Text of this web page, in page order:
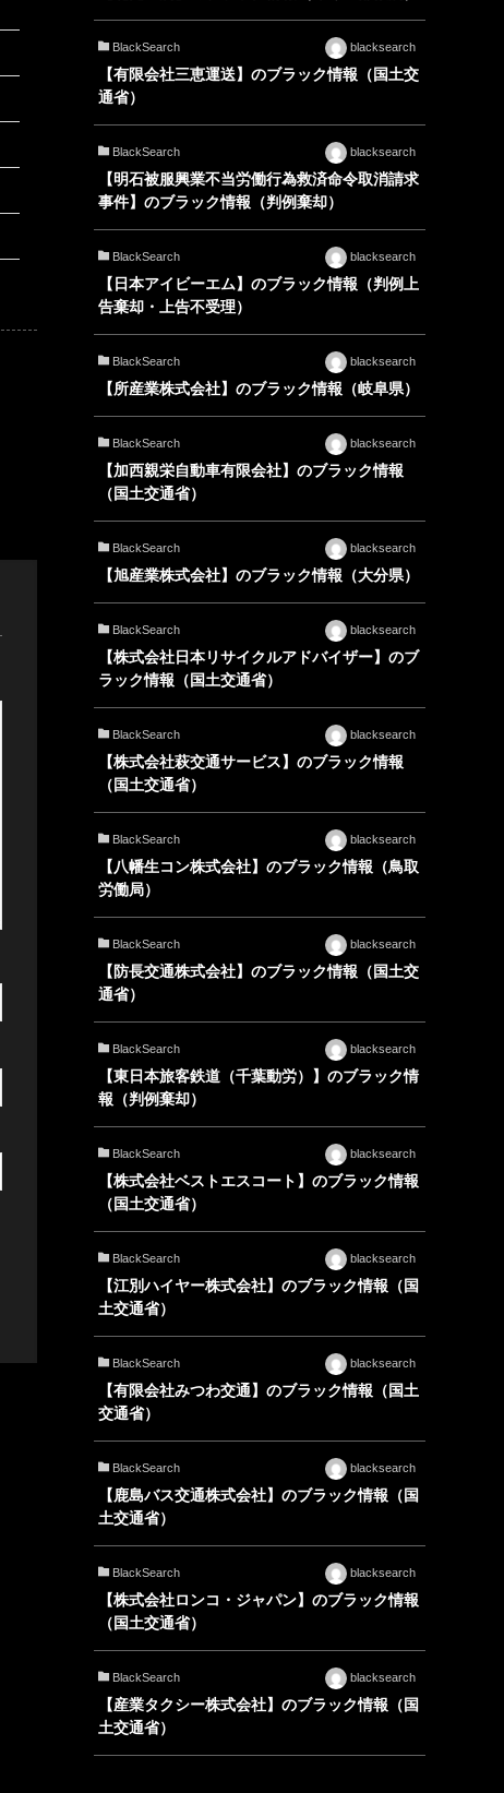
BlackSearch blacksearch
【有限会社三恵運送】のブラック情報（国土交
通省）
BlackSearch blacksearch
【明石被服興業不当労働行為救済命令取消請求
事件】のブラック情報（判例棄却）
BlackSearch blacksearch
【日本アイビーエム】のブラック情報（判例上
告棄却・上告不受理）
BlackSearch blacksearch
【所産業株式会社】のブラック情報（岐阜県）
BlackSearch blacksearch
【加西親栄自動車有限会社】のブラック情報
（国土交通省）
BlackSearch blacksearch
【旭産業株式会社】のブラック情報（大分県）
BlackSearch blacksearch
【株式会社日本リサイクルアドバイザー】のブ
ラック情報（国土交通省）
BlackSearch blacksearch
【株式会社萩交通サービス】のブラック情報
（国土交通省）
BlackSearch blacksearch
【八幡生コン株式会社】のブラック情報（鳥取
労働局）
BlackSearch blacksearch
【防長交通株式会社】のブラック情報（国土交
通省）
BlackSearch blacksearch
【東日本旅客鉄道（千葉動労）】のブラック情
報（判例棄却）
BlackSearch blacksearch
【株式会社ベストエスコート】のブラック情報
（国土交通省）
BlackSearch blacksearch
【江別ハイヤー株式会社】のブラック情報（国
土交通省）
BlackSearch blacksearch
【有限会社みつわ交通】のブラック情報（国土
交通省）
BlackSearch blacksearch
【鹿島バス交通株式会社】のブラック情報（国
土交通省）
BlackSearch blacksearch
【株式会社ロンコ・ジャパン】のブラック情報
（国土交通省）
BlackSearch blacksearch
【産業タクシー株式会社】のブラック情報（国
土交通省）